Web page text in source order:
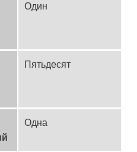
Один
Пятьдесят
Одна